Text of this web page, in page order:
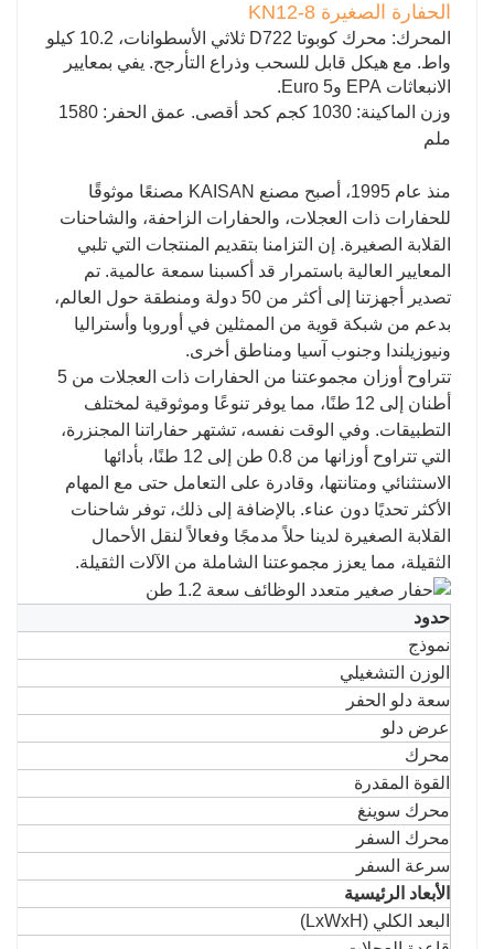
الحفارة الصغيرة KN12-8
المحرك: محرك كوبوتا D722 ثلاثي الأسطوانات، 10.2 كيلو
واط. مع هيكل قابل للسحب وذراع التأرجح. يفي بمعايير
الانبعاثات EPA وEuro 5.
وزن الماكينة: 1030 كجم كحد أقصى. عمق الحفر: 1580
ملم
منذ عام 1995، أصبح مصنع KAISAN مصنعًا موثوقًا
للحفارات ذات العجلات، والحفارات الزاحفة، والشاحنات
القلابة الصغيرة. إن التزامنا بتقديم المنتجات التي تلبي
المعايير العالية باستمرار قد أكسبنا سمعة عالمية. تم
تصدير أجهزتنا إلى أكثر من 50 دولة ومنطقة حول العالم،
بدعم من شبكة قوية من الممثلين في أوروبا وأستراليا
ونيوزيلندا وجنوب آسيا ومناطق أخرى.
تتراوح أوزان مجموعتنا من الحفارات ذات العجلات من 5
أطنان إلى 12 طنًا، مما يوفر تنوعًا وموثوقية لمختلف
التطبيقات. وفي الوقت نفسه، تشتهر حفاراتنا المجنزرة،
التي تتراوح أوزانها من 0.8 طن إلى 12 طنًا، بأدائها
الاستثنائي ومتانتها، وقادرة على التعامل حتى مع المهام
الأكثر تحديًا دون عناء. بالإضافة إلى ذلك، توفر شاحنات
القلابة الصغيرة لدينا حلاً مدمجًا وفعالاً لنقل الأحمال
الثقيلة، مما يعزز مجموعتنا الشاملة من الآلات الثقيلة.
حدود
نموذج
الوزن التشغيلي
سعة دلو الحفر
عرض دلو
محرك
القوة المقدرة
محرك سوينغ
محرك السفر
سرعة السفر
الأبعاد الرئيسية
البعد الكلي (LxWxH)